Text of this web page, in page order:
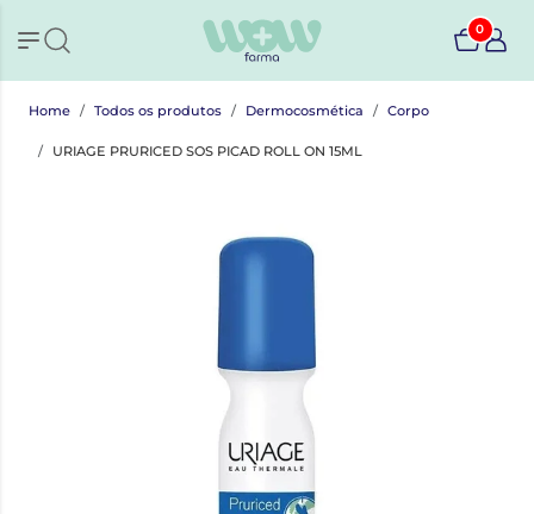
0
Home Todos os produtos Dermocosmética Corpo
URIAGE PRURICED SOS PICAD ROLL ON 15ML